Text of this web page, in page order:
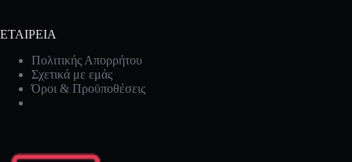
ΕΤΑΙΡΕΙΑ
Πολιτικής Απορρήτου
Σχετικά με εμάς
Όροι & Προϋποθέσεις